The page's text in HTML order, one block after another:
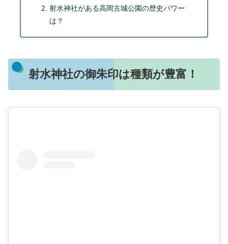
射水神社がある高岡古城公園の歴史パワー
は？
射水神社の御朱印は種類が豊富！